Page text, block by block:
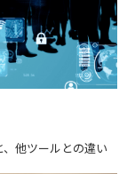
他ツールとの違い